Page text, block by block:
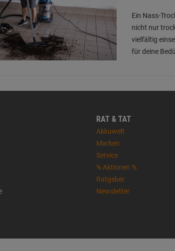
Ein Nass-
nicht nur
vielfältig
für deine
RAT & TAT
Akkuwelt
Marken
Service
% Aktionen %
Ratgeber
Newsletter